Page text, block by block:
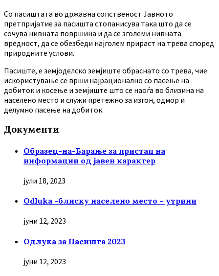
Co пасиштата во државна сопственост Јавното
претпријатие за пасишта стопанисува така што да се
сочува нивната површина и да се зголеми нивната
вредност, да се обезбеди најголем прираст на трева според
природните услови.
Пасиште, е земјоделско земјиште обраснато со трева, чие
искористување се врши најрационално со пасење на
добиток и косење и земјиште што се наоѓа во близина на
населено место и служи претежно за изгон, одмор и
делумно пасење на добиток.
Документи
Образец-на-Барање за пристап на
информации од јавен карактер
јули 18, 2023
Odluka -блиску населено место – утрини
јуни 12, 2023
Oдлука за Пасишта 2023
јуни 12, 2023